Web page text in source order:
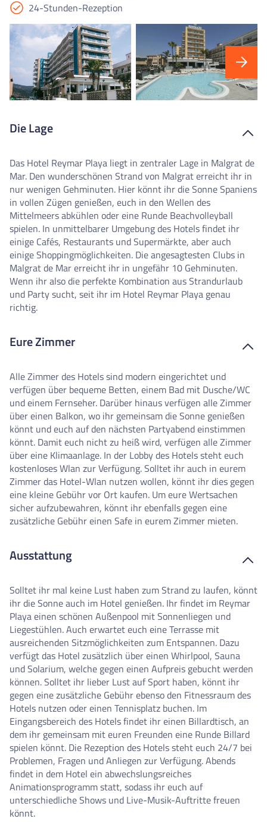
24-Stunden-Rezeption
Die Lage
Das Hotel Reymar Playa liegt in zentraler Lage in Malgrat de
Mar. Den wunderschönen Strand von Malgrat erreicht ihr in
nur wenigen Gehminuten. Hier könnt ihr die Sonne Spaniens
in vollen Zügen genießen, euch in den Wellen des
Mittelmeers abkühlen oder eine Runde Beachvolleyball
spielen. In unmittelbarer Umgebung des Hotels findet ihr
einige Cafés, Restaurants und Supermärkte, aber auch
einige Shoppingmöglichkeiten. Die angesagtesten Clubs in
Malgrat de Mar erreicht ihr in ungefähr 10 Gehminuten.
Wenn ihr also die perfekte Kombination aus Strandurlaub
und Party sucht, seit ihr im Hotel Reymar Playa genau
richtig.
Eure Zimmer
Alle Zimmer des Hotels sind modern eingerichtet und
verfügen über bequeme Betten, einem Bad mit Dusche/WC
und einem Fernseher. Darüber hinaus verfügen alle Zimmer
über einen Balkon, wo ihr gemeinsam die Sonne genießen
könnt und euch auf den nächsten Partyabend einstimmen
könnt. Damit euch nicht zu heiß wird, verfügen alle Zimmer
über eine Klimaanlage. In der Lobby des Hotels steht euch
kostenloses Wlan zur Verfügung. Solltet ihr auch in eurem
Zimmer das Hotel-Wlan nutzen wollen, könnt ihr dies gegen
eine kleine Gebühr vor Ort kaufen. Um eure Wertsachen
sicher aufzubewahren, könnt ihr ebenfalls gegen eine
zusätzliche Gebühr einen Safe in eurem Zimmer mieten.
Ausstattung
Solltet ihr mal keine Lust haben zum Strand zu laufen, könnt
ihr die Sonne auch im Hotel genießen. Ihr findet im Reymar
Playa einen schönen Außenpool mit Sonnenliegen und
Liegestühlen.Auch erwartet euch eine Terrasse mit
ausreichenden Sitzmöglichkeiten zum Entspannen. Dazu
verfügt das Hotel zusätzlich über einen Whirlpool, Sauna
und Solarium, welche gegen einen Aufpreis gebucht werden
können. Solltet ihr lieber Lust auf Sport haben, könnt ihr
gegen eine zusätzliche Gebühr ebenso den Fitnessraum des
Hotels nutzen oder einen Tennisplatz buchen. Im
Eingangsbereich des Hotels findet ihr einen Billardtisch, an
dem ihr gemeinsam mit euren Freunden eine Runde Billard
spielen könnt. Die Rezeption des Hotels steht euch 24/7 bei
Problemen, Fragen und Anliegen zur Verfügung. Abends
findet in dem Hotel ein abwechslungsreiches
Animationsprogramm statt, sodass ihr euch auf
unterschiedliche Shows und Live-Musik-Auftritte freuen
könnt.